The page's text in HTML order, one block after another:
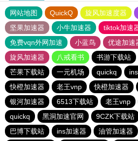
网站地图 QuickQ 旋风加速度器
坚果加速器
小牛加速器 tiktok加速
免费vqn外网加速
小蓝鸟 优途加速
旋风加速器
八戒看书 书游下载站
芒果下载站
一元机场 quickq
快橙加速器
老王vnp 快橙加速器
银河加速器
6513下载站 老王vnp
quickq
黑洞加速官网 9CZK下载站
巴博下载站
ins加速器 油管加速器